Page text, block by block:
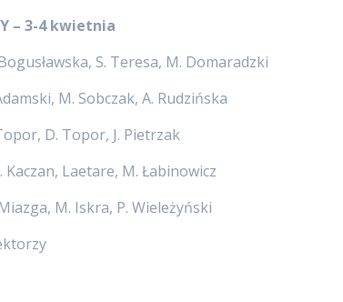
– 3-4 kwietnia
S. Teresa, M. Domaradzki
M. Sobczak, A. Rudzińska
D. Topor, J. Pietrzak
Kaczan, Laetare, M. Łabinowicz
M. Iskra, P. Wieleżyński